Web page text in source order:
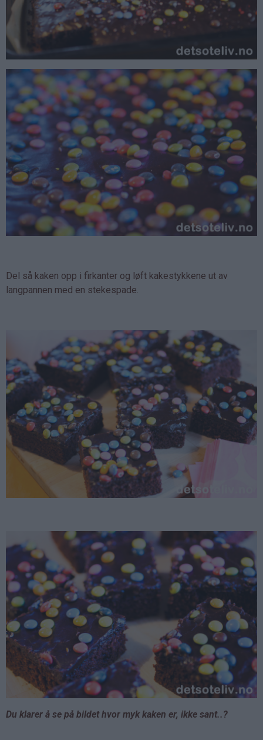
Del så kaken opp i firkanter og løft kakestykkene ut av
langpannen med en stekespade.
Du klarer å se på bildet hvor myk kaken er, ikke sant..?